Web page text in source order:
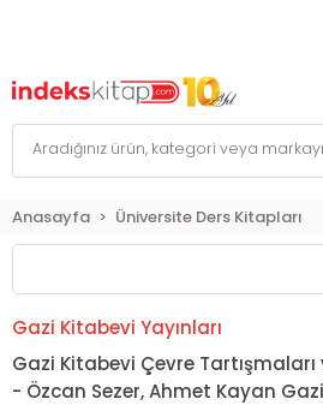
Anasayfa Üniversite Ders Kitapları
Gazi Kitabevi Yayınları
Gazi Kitabevi Çevre
- Özcan Sezer, Ahmet Kayan